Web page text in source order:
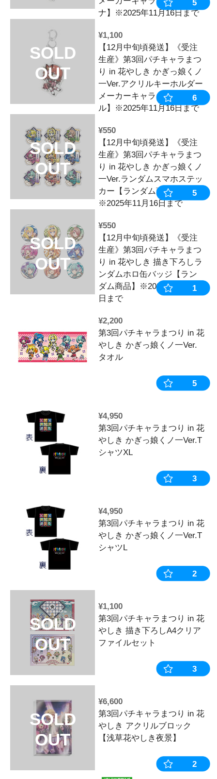
OUT
生産》第3回
一Ver.アクリ
メーカーキャ
ゃん】※2025
で
SOLD
OUT
¥1,100
生産》第3回
り in 花やし
一Ver.アクリ
メーカーキャ
SOLD
OUT
¥1,100
【12月中旬頃
生産》第3回
り in 花やし
メーカーキャ
※2025年11月
SOLD
OUT
¥1,100
り in 花やし
メーカーキ
ナ】※2025年
SOLD
OUT
¥1,100
【12月中旬頃
り in 花やし
一Ver.アクリ
ル】※2025年
SOLD
OUT
【12月中旬
一Ver.ランダ
カー【ランダ
※2025年11